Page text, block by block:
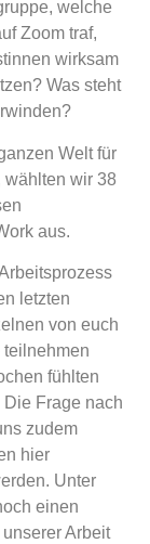
welche
Zoom traf,
wirksam
Was steht
Welt für
wählten wir 38
aus.
letzten
von euch
fühlten
Frage nach
zudem
hier
Unter
einen
Arbeit